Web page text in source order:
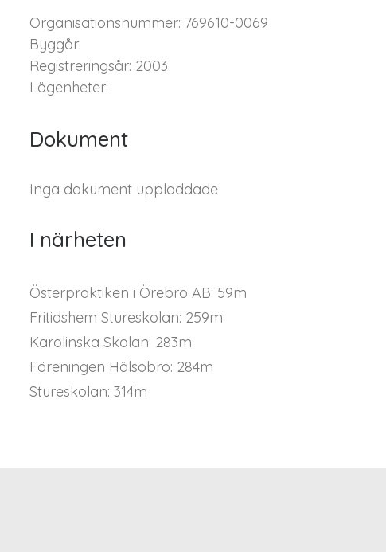
Organisationsnummer: 769610-0069
Byggår:
Registreringsår: 2003
Lägenheter:
Dokument
Inga dokument uppladdade
I närheten
Österpraktiken i Örebro AB: 59m
Fritidshem Stureskolan: 259m
Karolinska Skolan: 283m
Föreningen Hälsobro: 284m
Stureskolan: 314m